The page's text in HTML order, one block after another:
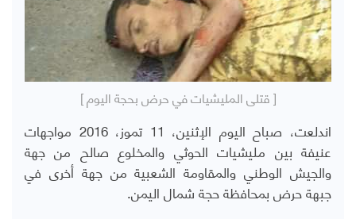
[ قتلى المليشيات في حرض بحجة اليوم ]
اندلعت، صباح اليوم الإثنين، 11 تموز، 2016 مواجهات
عنيفة بين مليشيات الحوثي والمخلوع صالح من جهة
والجيش الوطني والمقاومة الشعبية من جهة أخرى في
جبهة حرض بمحافظة حجة شمال اليمن.